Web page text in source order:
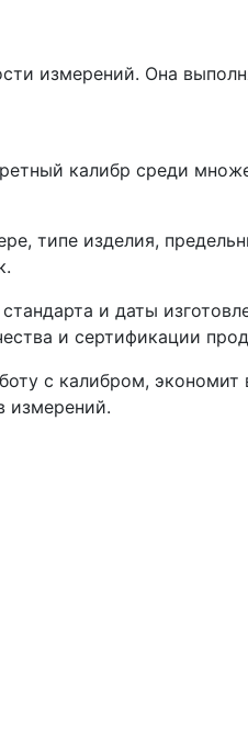
измерений. Она
калибр среди
типе изделия,
и даты
и сертификации
с калибром, экономит
измерений.